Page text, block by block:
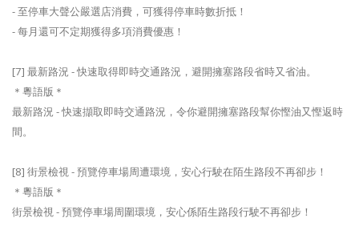
- 至停車大聲公嚴選店消費，可獲得停車時數折抵！
- 每月還可不定期獲得多項消費優惠！
[7] 最新路況 - 快速取得即時交通路況，避開擁塞路段省時又省油。
＊粵語版＊
最新路況 - 快速擷取即時交通路況，令你避開擁塞路段幫你慳油又慳返時
間。
[8] 街景檢視 - 預覽停車場周遭環境，安心行駛在陌生路段不再卻步！
＊粵語版＊
街景檢視 - 預覽停車場周圍環境，安心係陌生路段行駛不再卻步！